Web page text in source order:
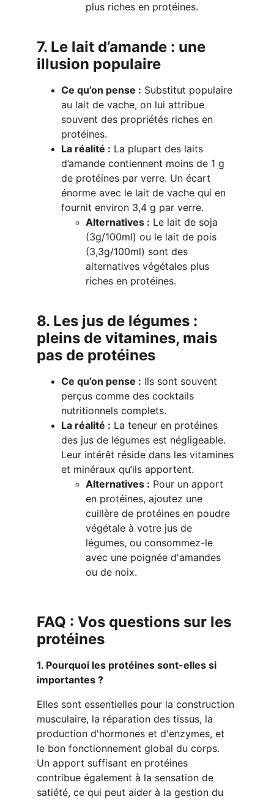
plus riches en protéines.
7. Le lait d’amande : une
illusion populaire
Ce qu’on pense : Substitut populaire
au lait de vache, on lui attribue
souvent des propriétés riches en
protéines.
La réalité : La plupart des laits
d’amande contiennent moins de 1 g
de protéines par verre. Un écart
énorme avec le lait de vache qui en
fournit environ 3,4 g par verre.
Alternatives : Le lait de soja
(3g/100ml) ou le lait de pois
(3,3g/100ml) sont des
alternatives végétales plus
riches en protéines.
8. Les jus de légumes :
pleins de vitamines, mais
pas de protéines
Ce qu’on pense : Ils sont souvent
perçus comme des cocktails
nutritionnels complets.
La réalité : La teneur en protéines
des jus de légumes est négligeable.
Leur intérêt réside dans les vitamines
et minéraux qu’ils apportent.
Alternatives : Pour un apport
en protéines, ajoutez une
cuillère de protéines en poudre
végétale à votre jus de
légumes, ou consommez-le
avec une poignée d'amandes
ou de noix.
FAQ : Vos questions sur les
protéines
1. Pourquoi les protéines sont-elles si
importantes ?
Elles sont essentielles pour la construction
musculaire, la réparation des tissus, la
production d'hormones et d'enzymes, et
le bon fonctionnement global du corps.
Un apport suffisant en protéines
contribue également à la sensation de
satiété, ce qui peut aider à la gestion du